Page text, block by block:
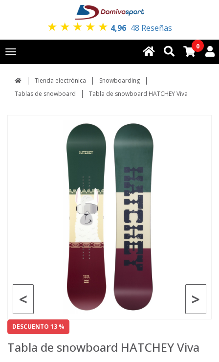
★ ★ ★ ★ ★ 4,96 48 Reseñas
Toggle
navigation
0
Tienda electrónica
Snowboarding
Tablas de snowboard
Tabla de snowboard HATCHEY Viva
>
<
DESCUENTO 13 %
Tabla de snowboard HATCHEY Viva